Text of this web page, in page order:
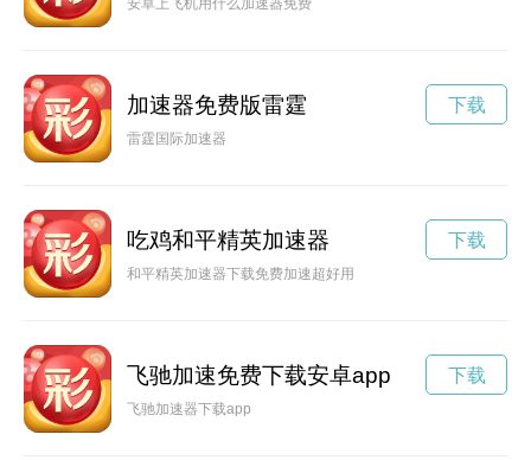
安卓上飞机用什么加速器免费
加速器免费版雷霆
雷霆国际加速器
下载
吃鸡和平精英加速器
和平精英加速器下载免费加速超好用
下载
飞驰加速免费下载安卓app
飞驰加速器下载app
下载